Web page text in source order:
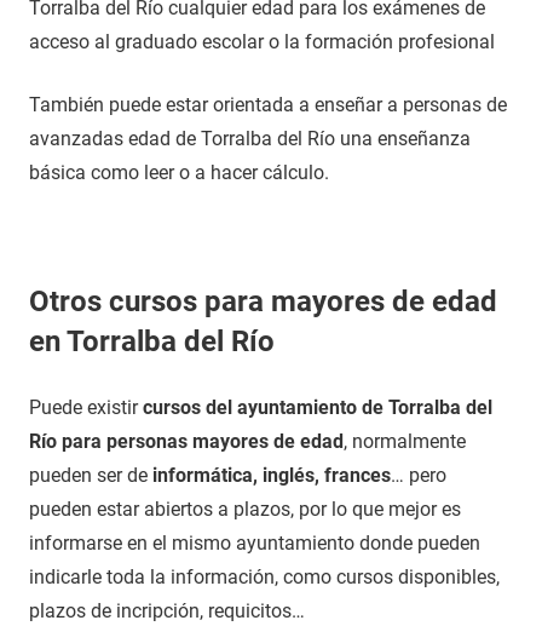
Torralba del Río cualquier edad para los exámenes de
acceso al graduado escolar o la formación profesional
También puede estar orientada a enseñar a personas de
avanzadas edad de Torralba del Río una enseñanza
básica como leer o a hacer cálculo.
Otros cursos para mayores de edad
en Torralba del Río
Puede existircursos del ayuntamiento de Torralba del
Río para personas mayores de edad, normalmente
pueden ser de informática, inglés, frances… pero
pueden estar abiertos a plazos, por lo que mejor es
informarse en el mismo ayuntamiento donde pueden
indicarle toda la información, como cursos disponibles,
plazos de incripción, requicitos…